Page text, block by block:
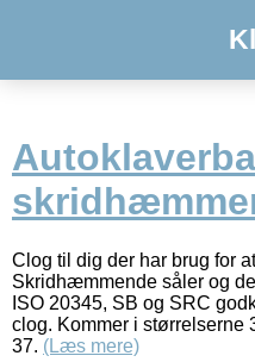
Clog til dig der har brug for
Skridhæmmende såler og
ISO 20345, SB og SRC
clog. Kommer i størrelserne
37. (Læs mere)